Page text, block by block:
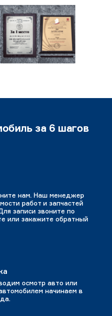
за 6 шагов
нам. Наш менеджер
работ и запчастей
записи звоните по
или закажите обратный
осмотр авто или
начинаем в